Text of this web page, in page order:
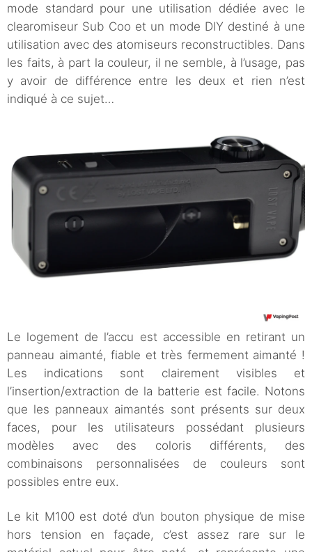
mode standard pour une utilisation dédiée avec le
clearomiseur Sub Coo et un mode DIY destiné à une
utilisation avec des atomiseurs reconstructibles. Dans
les faits, à part la couleur, il ne semble, à l’usage, pas
y avoir de différence entre les deux et rien n’est
indiqué à ce sujet…
Le logement de l’accu est accessible en retirant un
panneau aimanté, fiable et très fermement aimanté !
Les indications sont clairement visibles et
l’insertion/extraction de la batterie est facile. Notons
que les panneaux aimantés sont présents sur deux
faces, pour les utilisateurs possédant plusieurs
modèles avec des coloris différents, des
combinaisons personnalisées de couleurs sont
possibles entre eux.
Le kit M100 est doté d’un bouton physique de mise
hors tension en façade, c’est assez rare sur le